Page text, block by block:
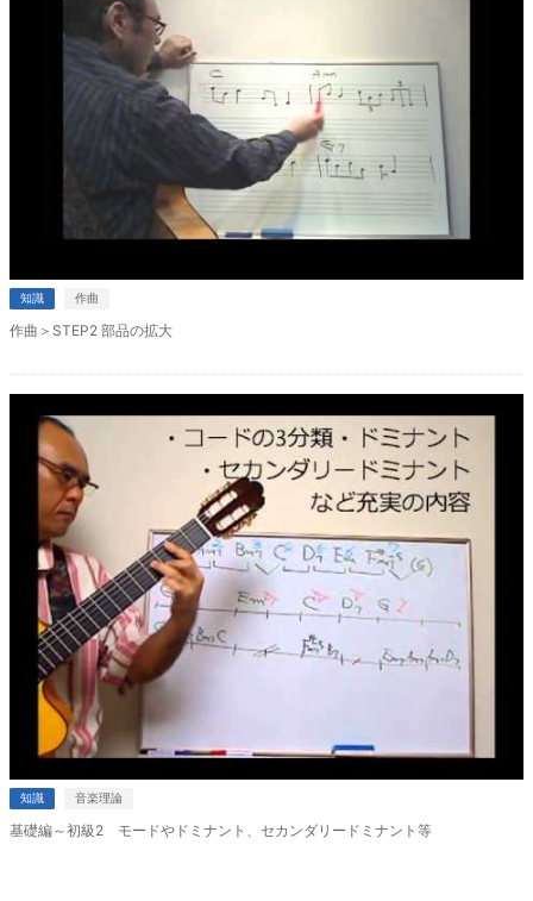
知識 作曲
作曲＞STEP2 部品の拡大
知識 音楽理論
基礎編～初級2 モードやドミナント、セカンダリードミナント等